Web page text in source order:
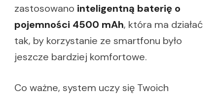
zastosowano inteligentną baterię o
pojemności 4500 mAh, która ma działać
tak, by korzystanie ze smartfonu było
jeszcze bardziej komfortowe.
Co ważne, system uczy się Twoich